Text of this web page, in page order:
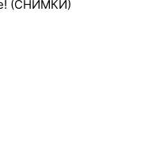
(СНИМКИ)